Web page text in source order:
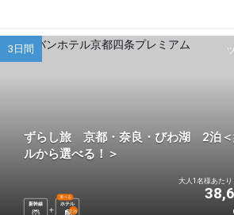
3日間
ずらし旅 京都・奈良・びわ湖 2泊＜
ルから選べる！＞
新幹線 ホテル
選べる
2泊
大人1名様あたり